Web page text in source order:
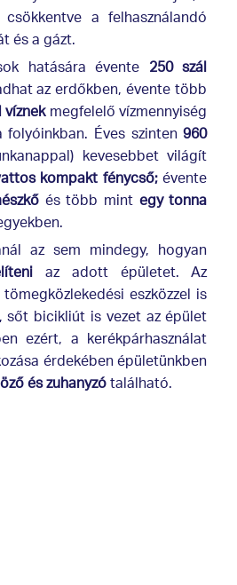
a felhasználandó
és a gázt.
hatására évente 250 szál
az erdőkben, évente több
megfelelő vízmennyiség
folyóinkban. Éves szinten960
kevesebbet világít
kompakt fénycső;évente
és több mint egy tonna
az sem mindegy, hogyan
az adott épületet. Az
eszközzel is
sőt bicikliút is vezet az épület
ezért, a kerékpárhasználat
érdekében épületünkben
és zuhanyzótalálható.